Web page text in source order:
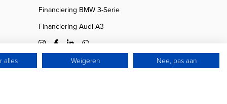
Financiering BMW 3-Serie
Financiering Audi A3
alles Weigeren Nee, pas aan